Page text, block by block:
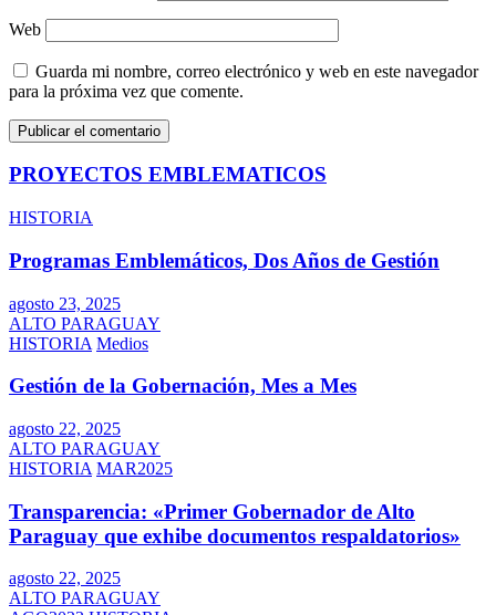
Web
Guarda mi nombre, correo electrónico y web en este navegador
para la próxima vez que comente.
PROYECTOS EMBLEMATICOS
HISTORIA
Programas Emblemáticos, Dos Años de Gestión
agosto 23, 2025
ALTO PARAGUAY
HISTORIA Medios
Gestión de la Gobernación, Mes a Mes
agosto 22, 2025
ALTO PARAGUAY
HISTORIA MAR2025
Transparencia: «Primer Gobernador de Alto
Paraguay que exhibe documentos respaldatorios»
agosto 22, 2025
ALTO PARAGUAY